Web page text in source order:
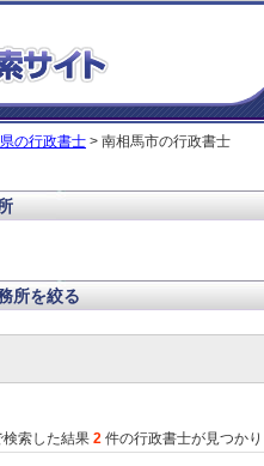
の行政書士 > 南相馬市の行政書士
所を絞る
検索した結果 2 件の行政書士が見つか